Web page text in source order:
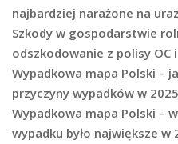
najbardziej narażone na
Szkody w gospodarstwie
odszkodowanie z polisy OC
Wypadkowa mapa Polski –
przyczyny wypadków w
Wypadkowa mapa Polski –
wypadku było największe w